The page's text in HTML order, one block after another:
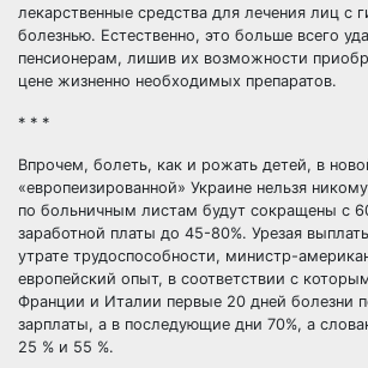
лекарственные средства для лечения лиц с
болезнью. Естественно, это больше всего
пенсионерам, лишив их возможности
цене жизненно необходимых препаратов.
* * *
Впрочем, болеть, как и рожать детей, в
«европеизированной» Украине нельзя
по больничным листам будут сокращены с
заработной платы до 45-80%. Урезая
утрате трудоспособности, министр-
европейский опыт, в соответствии с
Франции и Италии первые 20 дней болезни
зарплаты, а в последующие дни 70%, а
25 % и 55 %.